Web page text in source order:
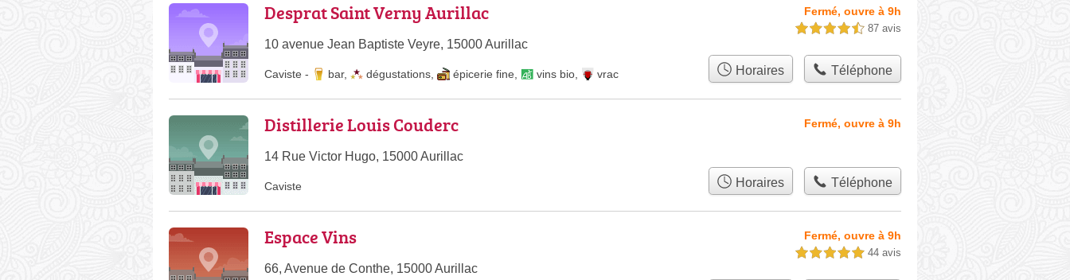
Desprat Saint Verny Aurillac
10 avenue Jean Baptiste Veyre, 15000 Aurillac
Fermé, ouvre à 9h
4,5 étoiles sur 5 87 avis
Caviste - bar, dégustations épicerie fine vins bio vrac Horaires Téléphone
Distillerie Louis Couderc
14 Rue Victor Hugo, 15000 Aurillac
Fermé, ouvre à 9h
Caviste Horaires Téléphone
Espace Vins
66, Avenue de Conthe, 15000 Aurillac
Fermé, ouvre à 9h
5,0 étoiles sur 5 44 avis